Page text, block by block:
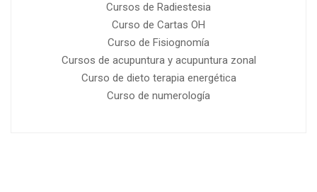
Cursos de Radiestesia
Curso de Cartas OH
Curso de Fisiognomía
Cursos de acupuntura y acupuntura zonal
Curso de dieto terapia energética
Curso de numerología